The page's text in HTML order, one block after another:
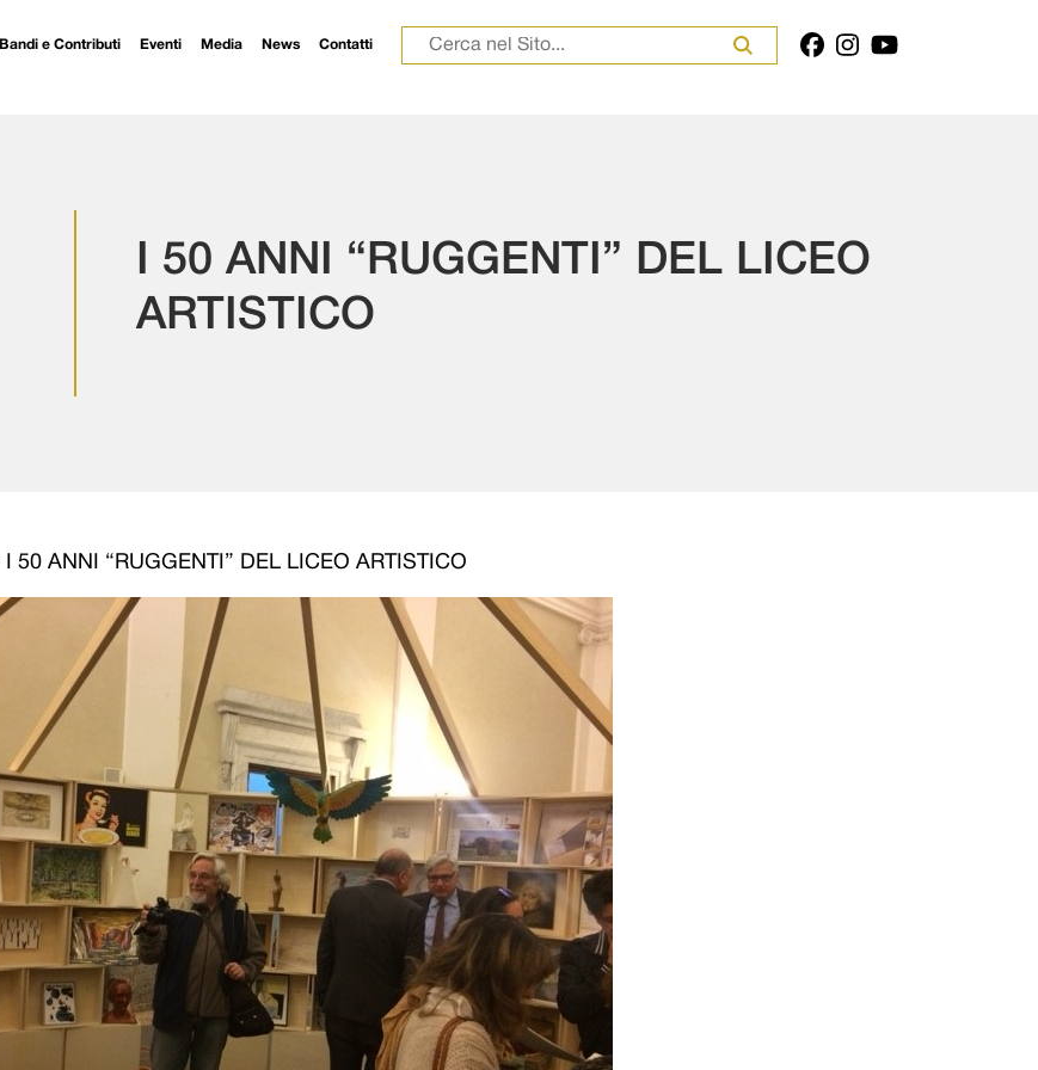
Bandi e Contributi Eventi Media News Contatti Ricerca per:
I 50 ANNI “RUGGENTI” DEL LICEO
ARTISTICO
I 50 ANNI “RUGGENTI” DEL LICEO ARTISTICO